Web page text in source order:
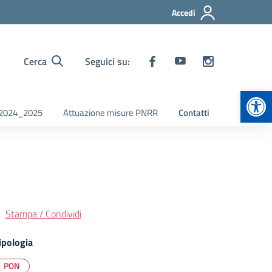
Accedi
Cerca Seguici su:
Attuazione misure PNRR Contatti
Stampa / Condividi
PON